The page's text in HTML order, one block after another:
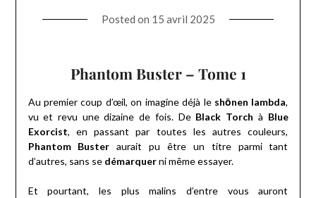
Posted on 15 avril 2025
Phantom Buster – Tome 1
Au premier coup d’œil, on imagine déjà le shōnen lambda,
vu et revu une dizaine de fois. De Black Torch à Blue
Exorcist, en passant par toutes les autres couleurs,
Phantom Buster aurait pu être un titre parmi tant
d’autres, sans se démarquerni même essayer.
Et pourtant, les plus malins d’entre vous auront